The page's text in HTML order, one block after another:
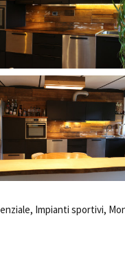
Impianti sportivi,